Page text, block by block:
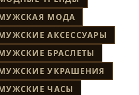
МОДА
АКСЕССУАРЫ
БРАСЛЕТЫ
УКРАШЕНИЯ
ЧАСЫ